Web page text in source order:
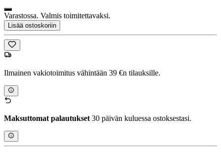
Varastossa. Valmis toimitettavaksi.
Lisää ostoskoriin
Ilmainen vakiotoimitus vähintään 39 €n tilauksille.
Maksuttomat palautukset 30 päivän kuluessa ostoksestasi.